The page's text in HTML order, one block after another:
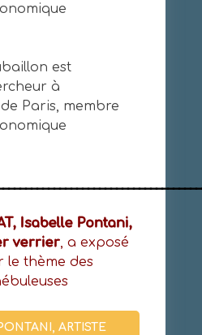
est
à
Paris, membre
Isabelle Pontani,
verrier, a exposé
le thème des
ARTISTE